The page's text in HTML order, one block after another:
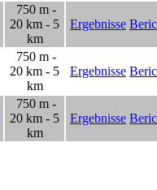
750 m -
20 km - 5
km
Ergebnisse
750 m -
20 km - 5
km
Ergebnisse
750 m -
20 km - 5
km
Ergebnisse